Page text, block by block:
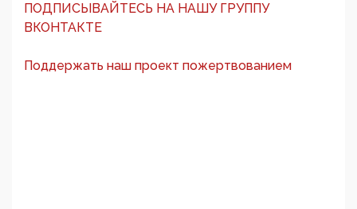
ПОДПИСЫВАЙТЕСЬ НА НАШУ ГРУППУ
ВКОНТАКТЕ
Поддержать наш проект пожертвованием